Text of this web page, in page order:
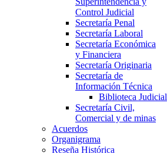
Control Judicial
Secretaría Penal
Secretaría Laboral
Secretaría Económica
y Financiera
Secretaría Originaria
Secretaría de
Información Técnica
Biblioteca Judicial
Secretaría Civil,
Comercial y de minas
Acuerdos
Organigrama
Reseña Histórica